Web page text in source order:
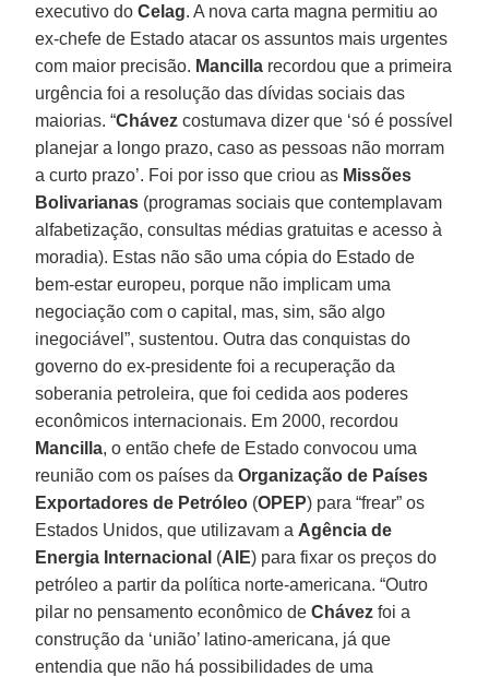
executivo doCelag. A nova carta magna permitiu ao
ex-chefe de Estado atacar os assuntos mais urgentes
com maior precisão. Mancilla recordou que a primeira
urgência foi a resolução das dívidas sociais das
maiorias. “Chávez costumava dizer que ‘só é possível
planejar a longo prazo, caso as pessoas não morram
a curto prazo’. Foi por isso que criou as Missões
Bolivarianas (programas sociais que contemplavam
alfabetização, consultas médias gratuitas e acesso à
moradia). Estas não são uma cópia do Estado de
bem-estar europeu, porque não implicam uma
negociação com o capital, mas, sim, são algo
inegociável”, sustentou. Outra das conquistas do
governo do ex-presidente foi a recuperação da
soberania petroleira, que foi cedida aos poderes
econômicos internacionais. Em 2000, recordou
Mancilla, o então chefe de Estado convocou uma
reunião com os países daOrganização de Países
Exportadores de Petróleo (OPEP) para “frear” os
Estados Unidos, que utilizavam a Agência de
Energia Internacional (AIE) para fixar os preços do
petróleo a partir da política norte-americana. “Outro
pilar no pensamento econômico deChávez foi a
construção da ‘união’ latino-americana, já que
entendia que não há possibilidades de uma